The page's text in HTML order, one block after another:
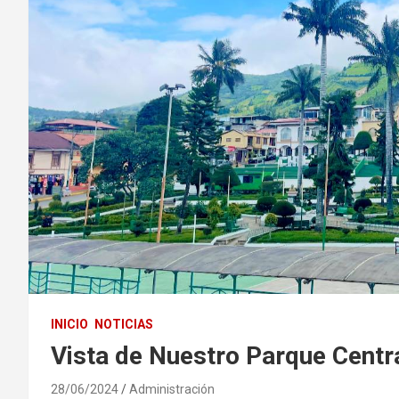
INICIO NOTICIAS
Vista de Nuestro Parque
28/06/2024 Administración